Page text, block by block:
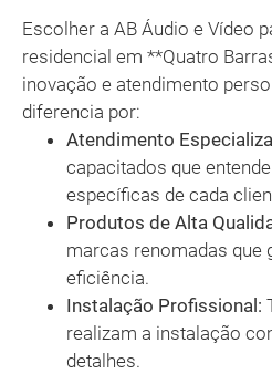
Escolher a AB Áudio e Vídeo
residencial em **Quatro
inovação e atendimento
diferencia por:
Atendimento
capacitados que
específicas de cada
Produtos de Alta
marcas renomadas que
eficiência.
Instalação Profissional:
realizam a instalação
detalhes.